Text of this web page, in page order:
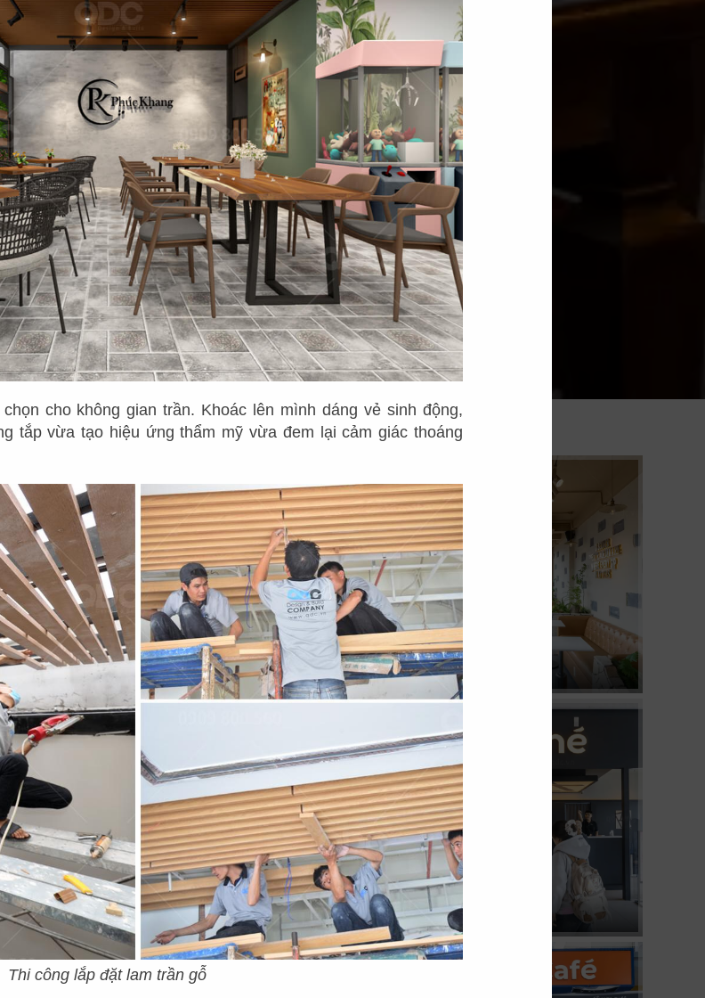
cho không gian trần. Khoác lên mình dáng vẻ sinh động,
tắp vừa tạo hiệu ứng thẩm mỹ vừa đem lại cảm giác thoáng
Thi công lắp đặt lam trần gỗ
00+ DỰ ÁN
03
PHÊ LA
CN Biên Hòa
04
KATINAT
CN 3/2
07
KOI THÉ
CN Tân Sơn Nhì
08
KOI THÉ
CN Pearl Plaza